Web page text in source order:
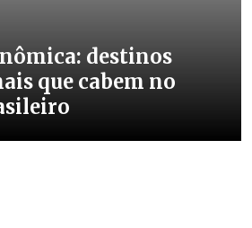
destinos
que cabem no